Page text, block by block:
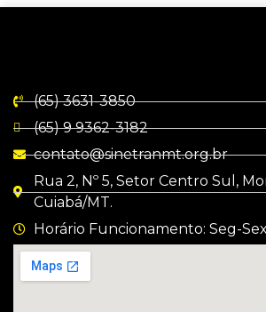
(65) 3631-3850
(65) 9 9362-3182
contato@sinetranmt.org.br
Rua 2, Nº 5, Setor Centro Sul,
Cuiabá/MT.
Horário Funcionamento: Seg-